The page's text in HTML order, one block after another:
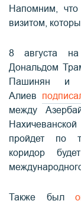
Напомним,
визитом,
8 августа
Дональдом
Пашинян и
Алиев
между
пройдет по
коридор
Также был